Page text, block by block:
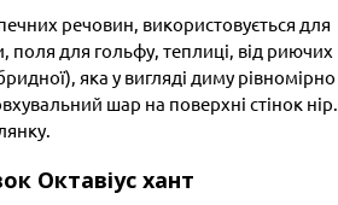
речовин, використовується для
поля для гольфу, теплиці, від риючих
яка у вигляді диму рівномірно
шар на поверхні стінок нір.
Октавіус хант